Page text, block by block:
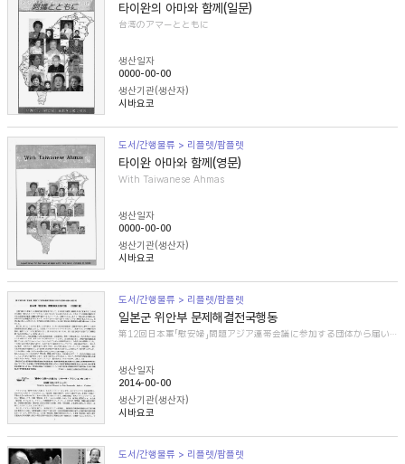
타이완의 아마와 함께(일문)
台湾のアマーとともに
생산일자
0000-00-00
생산기관(생산자)
시바요코
도서/간행물류 > 리플렛/팜플렛
타이완 아마와 함께(영문)
With Taiwanese Ahmas
생산일자
0000-00-00
생산기관(생산자)
시바요코
도서/간행물류 > 리플렛/팜플렛
일본군 위안부 문제해결전국행동
第12回日本軍「慰安婦」問題アジア連帯会議に参加する団体から届いた紹介文
생산일자
2014-00-00
생산기관(생산자)
시바요코
도서/간행물류 > 리플렛/팜플렛